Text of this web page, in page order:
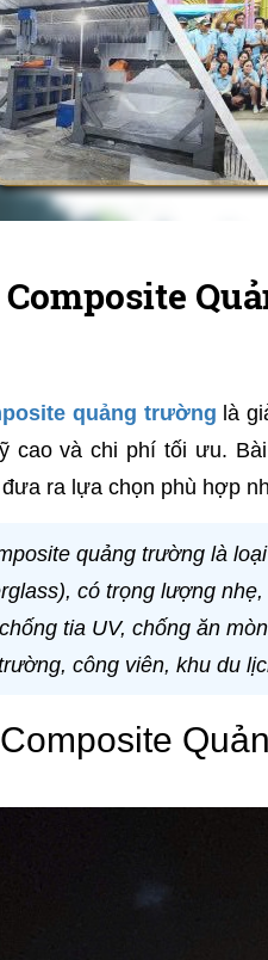
quảng trường là
cao và chi phí tối ưu.
ra lựa chọn phù hợp
quảng trường là
có trọng lượng
tia UV, chống ăn
công viên, khu du